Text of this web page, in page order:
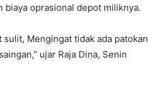
biaya oprasional depot miliknya.
Mengingat tidak ada patokan
ujar Raja Dina, Senin